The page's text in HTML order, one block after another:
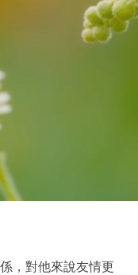
，對他來說友情更